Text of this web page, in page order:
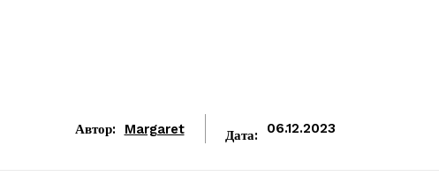
Автор: Margaret Дата: 06.12.2023